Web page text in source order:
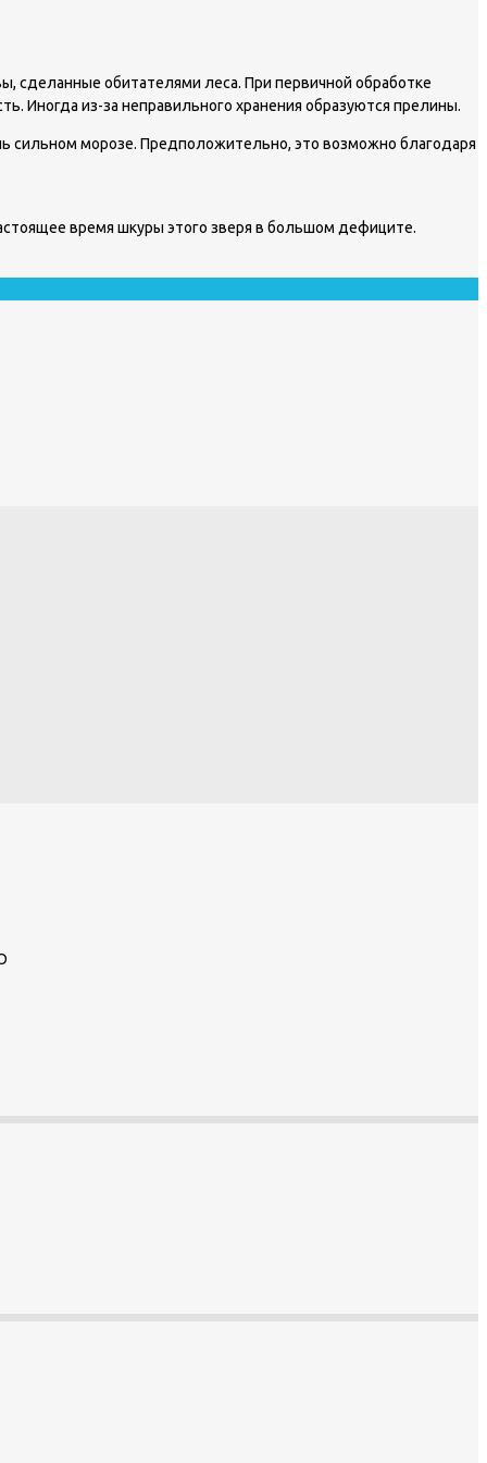
сделанные обитателями леса. При первичной обработке
Иногда из-за неправильного хранения образуются прелины.
сильном морозе. Предположительно, это возможно благодаря
время шкуры этого зверя в большом дефиците.